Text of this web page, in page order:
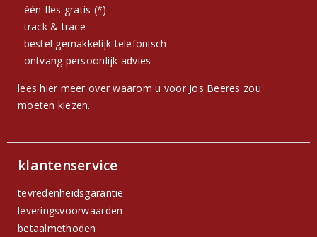
één fles gratis (*)
track & trace
bestel gemakkelijk telefonisch
ontvang persoonlijk advies
lees hier meer over waarom u voor Jos Beeres zou
moeten kiezen.
klantenservice
tevredenheidsgarantie
leveringsvoorwaarden
betaalmethoden